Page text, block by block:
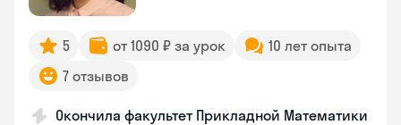
5 от 1090 ₽ за урок
10 лет опыта
7 отзывов
Окончила факультет Прикладной Математики